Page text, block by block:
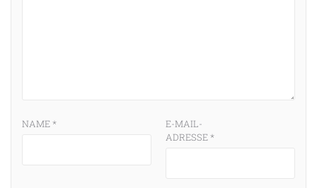
NAME*
E-MAIL-
ADRESSE*